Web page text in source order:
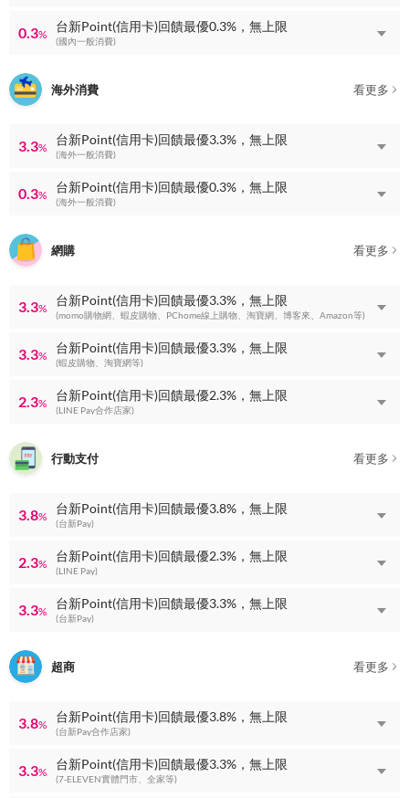
0.3%
台新Point(信用卡)回饋最優0.3%，無上限
(國內一般消費)
海外消費 看更多
3.3%
台新Point(信用卡)回饋最優3.3%，無上限
(海外一般消費)
0.3%
台新Point(信用卡)回饋最優0.3%，無上限
(海外一般消費)
網購 看更多
3.3%
台新Point(信用卡)回饋最優3.3%，無上限
(momo購物網、蝦皮購物、PChome線上購物、淘寶網、博客來、Amazon等)
3.3%
台新Point(信用卡)回饋最優3.3%，無上限
(蝦皮購物、淘寶網等)
2.3%
台新Point(信用卡)回饋最優2.3%，無上限
(LINE Pay合作店家)
行動支付 看更多
3.8%
台新Point(信用卡)回饋最優3.8%，無上限
(台新Pay)
2.3%
台新Point(信用卡)回饋最優2.3%，無上限
(LINE Pay)
3.3%
台新Point(信用卡)回饋最優3.3%，無上限
(台新Pay)
超商 看更多
3.8%
台新Point(信用卡)回饋最優3.8%，無上限
(台新Pay合作店家)
3.3%
台新Point(信用卡)回饋最優3.3%，無上限
(7-ELEVEN實體門市、全家等)